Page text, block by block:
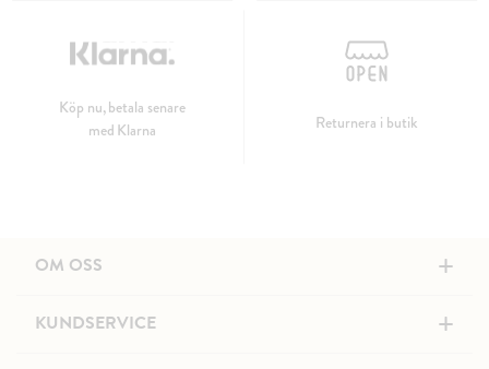
Köp nu, betala senare
med Klarna
Returnera i butik
OM OSS +
KUNDSERVICE +